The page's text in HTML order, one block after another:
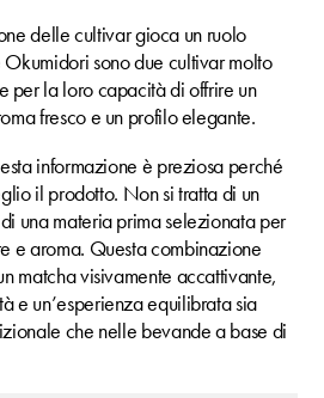
delle cultivar gioca un ruolo
sono due cultivar molto
per la loro capacità di offrire un
fresco e un profilo elegante.
informazione è preziosa perché
il prodotto. Non si tratta di un
una materia prima selezionata per
e aroma. Questa combinazione
matcha visivamente accattivante,
e un’esperienza equilibrata sia
che nelle bevande a base di